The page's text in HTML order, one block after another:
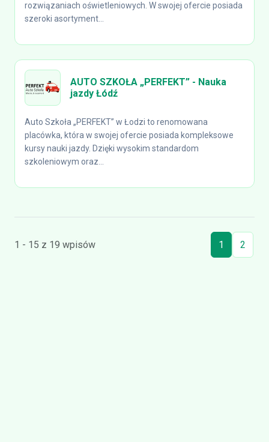
rozwiązaniach oświetleniowych. W swojej ofercie posiada
szeroki asortyment...
AUTO SZKOŁA „PERFEKT” - Nauka
jazdy Łódź
Auto Szkoła „PERFEKT” w Łodzi to renomowana
placówka, która w swojej ofercie posiada kompleksowe
kursy nauki jazdy. Dzięki wysokim standardom
szkoleniowym oraz...
1 - 15 z 19 wpisów 1 2